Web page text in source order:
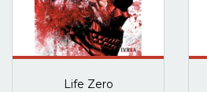
Life Zero